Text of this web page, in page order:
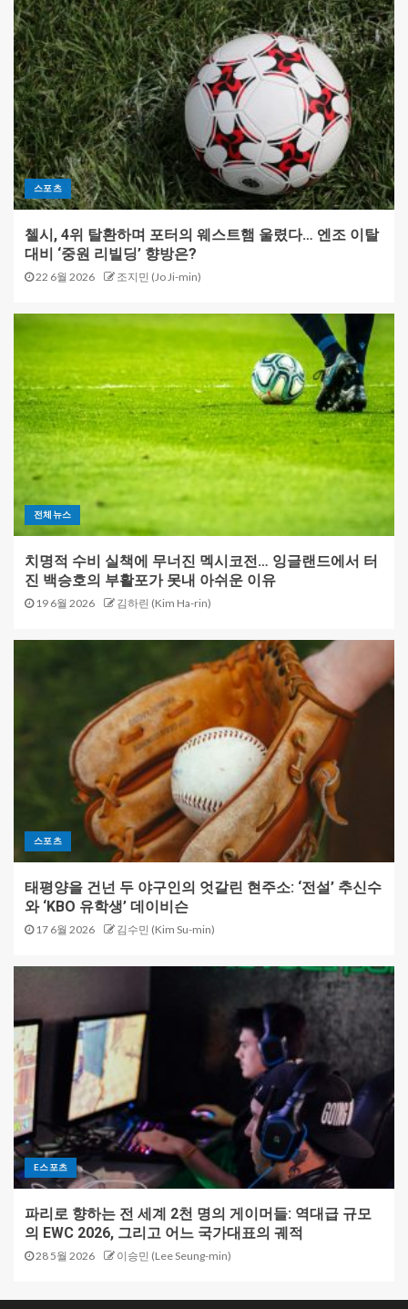
스포츠
첼시, 4위 탈환하며 포터의 웨스트햄 울렸다… 엔조 이탈
대비 ‘중원 리빌딩’ 향방은?
22 6월 2026 조지민 (Jo Ji-min)
전체뉴스
치명적 수비 실책에 무너진 멕시코전… 잉글랜드에서 터
진 백승호의 부활포가 못내 아쉬운 이유
19 6월 2026 김하린 (Kim Ha-rin)
스포츠
태평양을 건넌 두 야구인의 엇갈린 현주소: ‘전설’ 추신수
와 ‘KBO 유학생’ 데이비슨
17 6월 2026 김수민 (Kim Su-min)
E스포츠
파리로 향하는 전 세계 2천 명의 게이머들: 역대급 규모
의 EWC 2026, 그리고 어느 국가대표의 궤적
28 5월 2026 이승민 (Lee Seung-min)